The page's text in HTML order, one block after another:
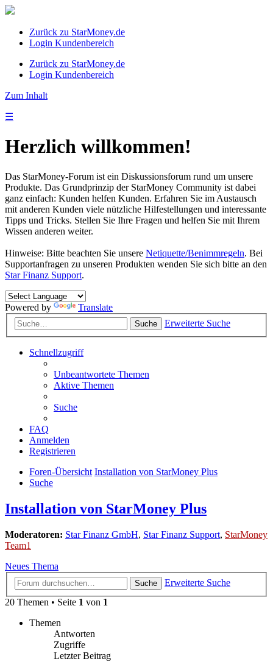
Zurück zu StarMoney.de
Login Kundenbereich
Zurück zu StarMoney.de
Login Kundenbereich
Zum Inhalt
☰
Herzlich willkommen!
Das StarMoney-Forum ist ein Diskussionsforum rund um unsere
Produkte. Das Grundprinzip der StarMoney Community ist dabei
ganz einfach: Kunden helfen Kunden. Erfahren Sie im Austausch
mit anderen Kunden viele nützliche Hilfestellungen und interessante
Tipps und Tricks. Stellen Sie Ihre Fragen und helfen Sie mit Ihrem
Wissen anderen weiter.
Hinweise: Bitte beachten Sie unsere Netiquette/Benimmregeln. Bei
Supportanfragen zu unseren Produkten wenden Sie sich bitte an den
Star Finanz Support.
Powered by Translate
Suche Erweiterte Suche
Schnellzugriff
Unbeantwortete Themen
Aktive Themen
Suche
FAQ
Anmelden
Registrieren
Foren-Übersicht Installation von StarMoney Plus
Suche
Installation von StarMoney Plus
Moderatoren: Star Finanz GmbH, Star Finanz Support, StarMoney
Team1
Neues Thema
Suche
Erweiterte Suche
20 Themen • Seite 1 von 1
Themen
Antworten
Zugriffe
Letzter Beitrag